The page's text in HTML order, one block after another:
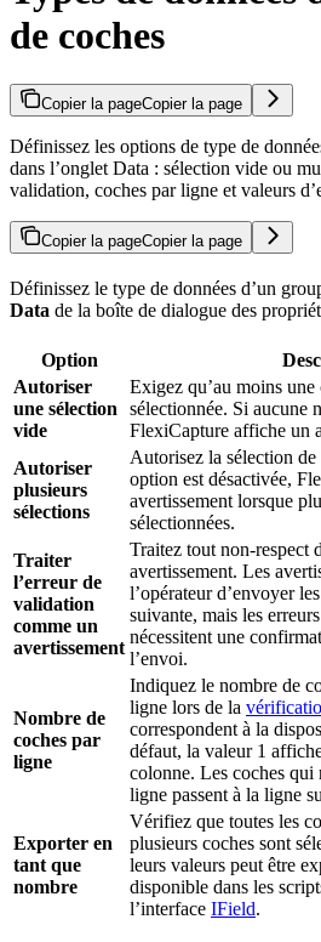
de coches
Copier la pageCopier la page
Définissez les options de type de
dans l’onglet Data : sélection vide ou
validation, coches par ligne et valeurs
Copier la pageCopier la page
Définissez le type de données d’un
Data de la boîte de dialogue des
Option
Autoriser
une sélection
vide
Exigez qu’au moins
sélectionnée. Si aucune
FlexiCapture affiche un
Autoriser
plusieurs
sélections
Autorisez la sélection
option est désactivée,
avertissement lorsque
sélectionnées.
Traiter
l’erreur de
validation
comme un
avertissement
Traitez tout non-respect
avertissement. Les
l’opérateur d’envoyer
suivante, mais les
nécessitent une
l’envoi.
Nombre de
coches par
ligne
Indiquez le nombre de
ligne lors de la
correspondent à la
défaut, la valeur 1
colonne. Les coches qui
ligne passent à la ligne
Exporter en
tant que
nombre
Vérifiez que toutes les
plusieurs coches sont
leurs valeurs peut être
disponible dans les
l’interface IField.